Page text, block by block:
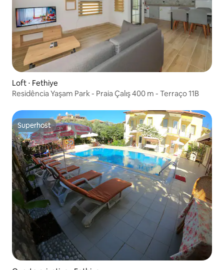
Loft ⋅ Fethiye
Residência Yaşam Park - Praia Çalış 400 m - Terraço 11B
Superhost
Superhost